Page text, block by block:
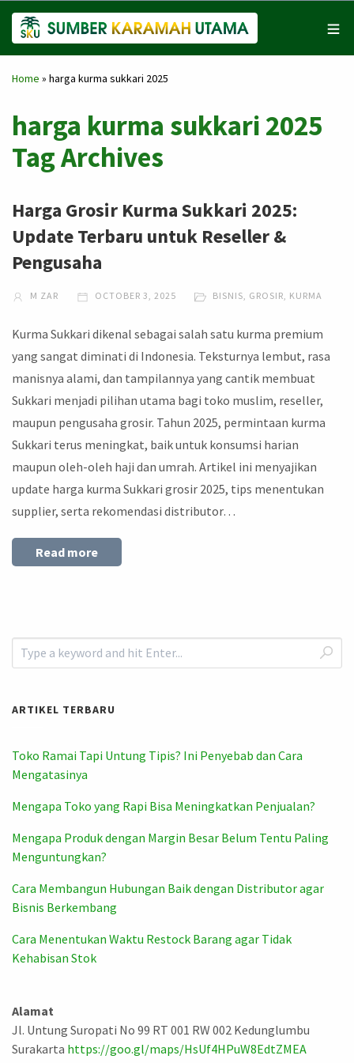
Home » harga kurma sukkari 2025
harga kurma sukkari 2025
Tag Archives
Harga Grosir Kurma Sukkari 2025:
Update Terbaru untuk Reseller &
Pengusaha
M ZAR OCTOBER 3, 2025 BISNIS, GROSIR, KURMA
Kurma Sukkari dikenal sebagai salah satu kurma premium
yang sangat diminati di Indonesia. Teksturnya lembut, rasa
manisnya alami, dan tampilannya yang cantik membuat
Sukkari menjadi pilihan utama bagi toko muslim, reseller,
maupun pengusaha grosir. Tahun 2025, permintaan kurma
Sukkari terus meningkat, baik untuk konsumsi harian
maupun oleh-oleh haji dan umrah. Artikel ini menyajikan
update harga kurma Sukkari grosir 2025, tips menentukan
supplier, serta rekomendasi distributor…
Read more
ARTIKEL TERBARU
Toko Ramai Tapi Untung Tipis? Ini Penyebab dan Cara
Mengatasinya
Mengapa Toko yang Rapi Bisa Meningkatkan Penjualan?
Mengapa Produk dengan Margin Besar Belum Tentu Paling
Menguntungkan?
Cara Membangun Hubungan Baik dengan Distributor agar
Bisnis Berkembang
Cara Menentukan Waktu Restock Barang agar Tidak
Kehabisan Stok
Alamat
Jl. Untung Suropati No 99 RT 001 RW 002 Kedunglumbu
Surakarta https://goo.gl/maps/HsUf4HPuW8EdtZMEA